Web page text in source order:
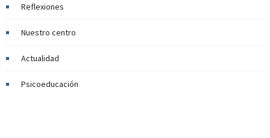
Reflexiones
Nuestro centro
Actualidad
Psicoeducación